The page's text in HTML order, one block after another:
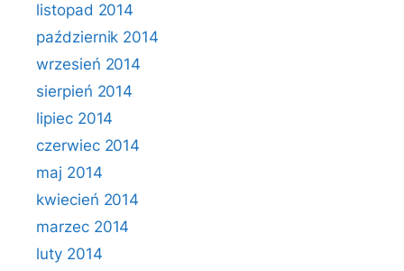
listopad 2014
październik 2014
wrzesień 2014
sierpień 2014
lipiec 2014
czerwiec 2014
maj 2014
kwiecień 2014
marzec 2014
luty 2014